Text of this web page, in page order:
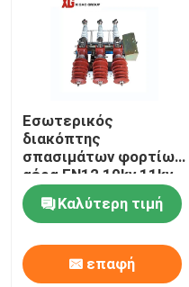
Εσωτερικός
διακόπτης
σπασιμάτων φορτίων
αέρα FN12 10kv 11kv
12kv 630A 1250A
Καλύτερη τιμή
επαφή